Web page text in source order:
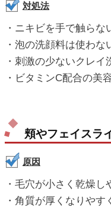
対処法
・ニキビを手で触らな
・泡の洗顔料は使わな
・刺激の少ないクレイ
・ビタミンC配合の美
頬やフェイスラ
原因
・毛穴が小さく乾燥し
・角質が厚くなりや